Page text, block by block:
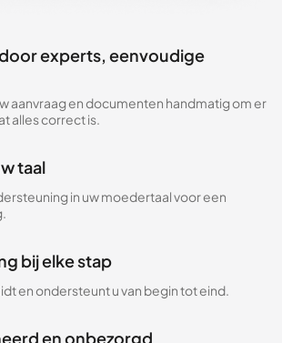
experts, eenvoudige
aanvraag en documenten handmatig om er
alles correct is.
taal
in uw moedertaal voor een
bij elke stap
en ondersteunt u van begin tot eind.
en onbezorgd